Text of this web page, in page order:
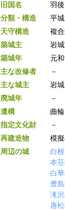
旧国名
羽
分類・構造
平城
天守構造
複
築城主
岩
築城年
元
主な改修者
－
主な城主
岩
廃城年
－
遺構
曲
指定文化財
－
再建造物
模
周辺の城
白
本
白
豊
滝
唐